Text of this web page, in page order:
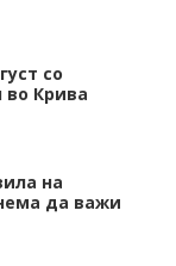
со
во Крива
на
да важи